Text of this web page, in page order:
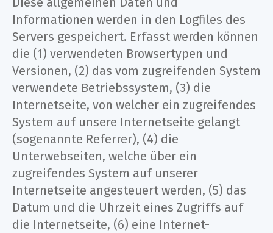
Informationen werden in den Logfiles des
Servers gespeichert. Erfasst werden können
die (1) verwendeten Browsertypen und
Versionen, (2) das vom zugreifenden System
verwendete Betriebssystem, (3) die
Internetseite, von welcher ein zugreifendes
System auf unsere Internetseite gelangt
(sogenannte Referrer), (4) die
Unterwebseiten, welche über ein
zugreifendes System auf unserer
Internetseite angesteuert werden, (5) das
Datum und die Uhrzeit eines Zugriffs auf
die Internetseite, (6) eine Internet-